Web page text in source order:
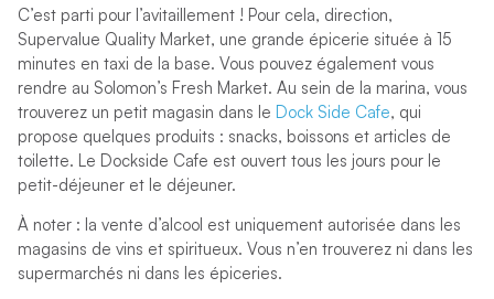
C’est parti pour l’avitaillement ! Pour cela, direction,
Supervalue Quality Market, une grande épicerie située à 15
minutes en taxi de la base. Vous pouvez également vous
rendre au Solomon’s Fresh Market. Au sein de la marina, vous
trouverez un petit magasin dans le Dock Side Cafe, qui
propose quelques produits : snacks, boissons et articles de
toilette. Le Dockside Cafe est ouvert tous les jours pour le
petit-déjeuner et le déjeuner.
À noter : la vente d’alcool est uniquement autorisée dans les
magasins de vins et spiritueux. Vous n’en trouverez ni dans les
supermarchés ni dans les épiceries.